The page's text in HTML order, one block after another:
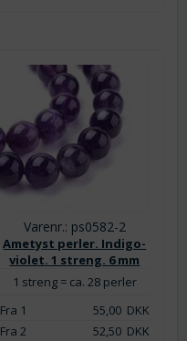
Varenr.: ps0582-2
Ametyst perler. Indigo-
violet. 1 streng. 6 mm
1 streng = ca. 28 perler
Fra 1
55,00DKK
Fra 2
52,50DKK